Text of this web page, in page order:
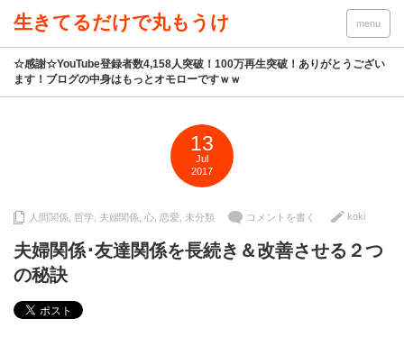
生きてるだけで丸もうけ menu
☆感謝☆YouTube登録者数4,158人突破！100万再生突破！ありがとうござい
ます！ブログの中身はもっとオモローですｗｗ
13
Jul
2017
人間関係 哲学 夫婦関係 心 恋愛 未分類 コメントを書く koki
夫婦関係･友達関係を長続き＆改善させる２つ
の秘訣